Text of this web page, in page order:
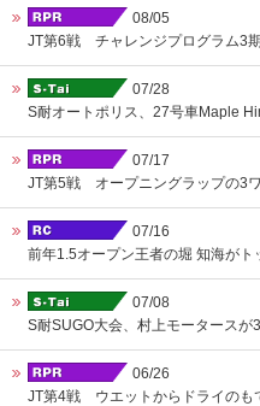
08/05
JT第6戦 チャレンジプログラム3
07/28
S耐オートポリス、27号車Maple
07/17
JT第5戦 オープニングラップの3
07/16
前年1.5オープン王者の堀 知海がト
07/08
S耐SUGO大会、村上モータースが
06/26
JT第4戦 ウエットからドライのも